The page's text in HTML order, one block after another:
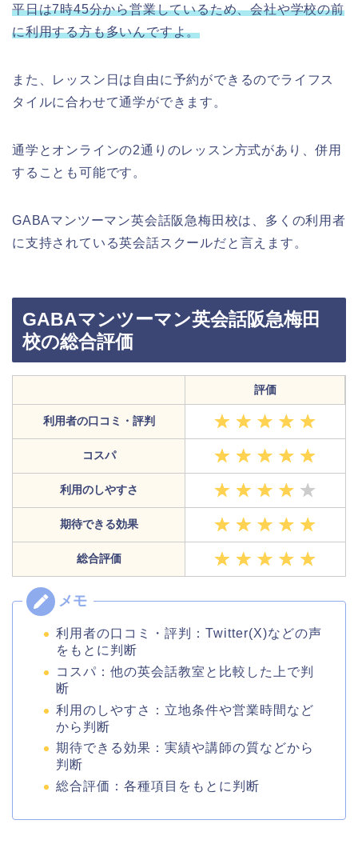
平日は7時45分から営業しているため、会社や学校の前
に利用する方も多いんですよ。
また、レッスン日は自由に予約ができるのでライフス
タイルに合わせて通学ができます。
通学とオンラインの2通りのレッスン方式があり、併用
することも可能です。
GABAマンツーマン英会話阪急梅田校は、多くの利用者
に支持されている英会話スクールだと言えます。
GABAマンツーマン英会話阪急梅田
校の総合評価
評価
利用者の口コミ・評判
コスパ
利用のしやすさ
期待できる効果
総合評価
利用者の口コミ・評判：Twitter(X)などの声
をもとに判断
コスパ：他の英会話教室と比較した上で判
断
利用のしやすさ：立地条件や営業時間など
から判断
期待できる効果：実績や講師の質などから
判断
総合評価：各種項目をもとに判断